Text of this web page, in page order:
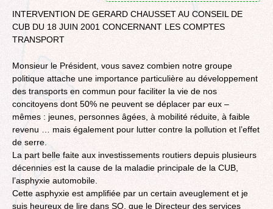
INTERVENTION DE GERARD CHAUSSET AU CONSEIL DE
CUB DU 18 JUIN 2001 CONCERNANT LES COMPTES
TRANSPORT
Monsieur le Président, vous savez combien notre groupe
politique attache une importance particulière au développement
des transports en commun pour faciliter la vie de nos
concitoyens dont 50% ne peuvent se déplacer par eux –
mêmes : jeunes, personnes âgées, à mobilité réduite, à faible
revenu … mais également pour lutter contre la pollution et l’effet
de serre.
La part belle faite aux investissements routiers depuis plusieurs
décennies est la cause de la maladie principale de la CUB,
l’asphyxie automobile.
Cette asphyxie est amplifiée par un certain aveuglement et je
suis heureux de lire dans SO, que le Directeur des services